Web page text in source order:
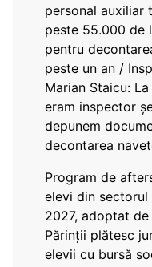
personal auxiliar
peste 55.000 de
pentru
peste un an /
Marian Staicu:
eram inspector
depunem
decontarea
Program de
elevi din
2027, adoptat
Părinții plătesc
elevii cu bursă